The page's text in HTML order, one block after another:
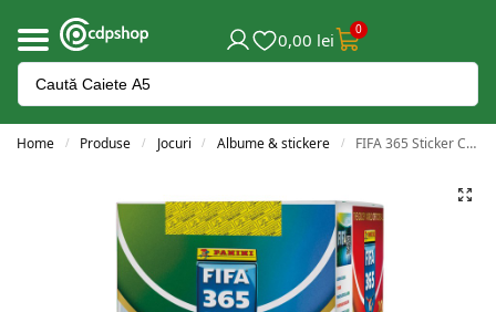
0,00 lei 0
Home / Produse / Jocuri / Albume & stickere / FIFA 365 Sticker Collection 2026: Set 36 plicuri